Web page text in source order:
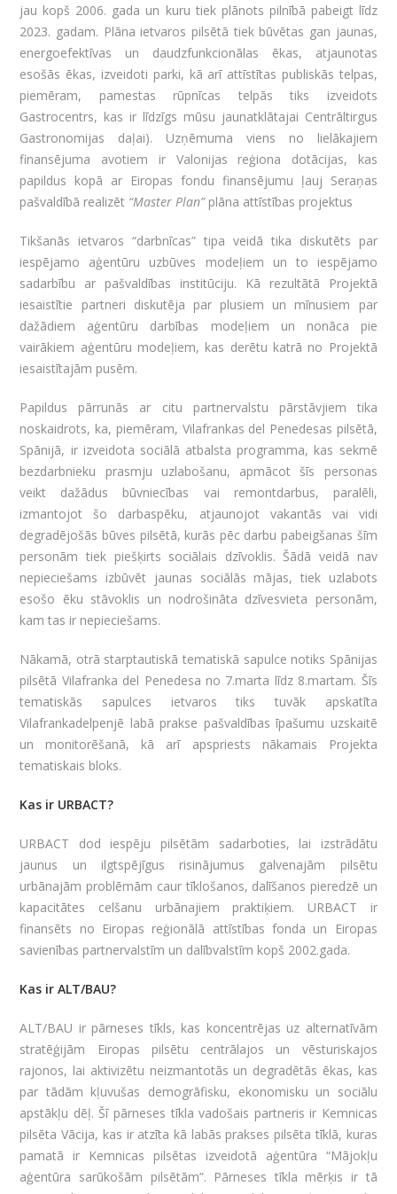
jau kopš 2006. gada un kuru tiek plānots pilnībā pabeigt līdz
2023. gadam. Plāna ietvaros pilsētā tiek būvētas gan jaunas,
energoefektīvas un daudzfunkcionālas ēkas, atjaunotas
esošās ēkas, izveidoti parki, kā arī attīstītas publiskās telpas,
piemēram, pamestas rūpnīcas telpās tiks izveidots
Gastrocentrs, kas ir līdzīgs mūsu jaunatklātajai Centrāltirgus
Gastronomijas daļai). Uzņēmuma viens no lielākajiem
finansējuma avotiem ir Valonijas reģiona dotācijas, kas
papildus kopā ar Eiropas fondu finansējumu ļauj Seraņas
pašvaldībā realizēt “Master Plan”plāna attīstības projektus
Tikšanās ietvaros “darbnīcas” tipa veidā tika diskutēts par
iespējamo aģentūru uzbūves modeļiem un to iespējamo
sadarbību ar pašvaldības institūciju. Kā rezultātā Projektā
iesaistītie partneri diskutēja par plusiem un mīnusiem par
dažādiem aģentūru darbības modeļiem un nonāca pie
vairākiem aģentūru modeļiem, kas derētu katrā no Projektā
iesaistītajām pusēm.
Papildus pārrunās ar citu partnervalstu pārstāvjiem tika
noskaidrots, ka, piemēram, Vilafrankas del Penedesas pilsētā,
Spānijā, ir izveidota sociālā atbalsta programma, kas sekmē
bezdarbnieku prasmju uzlabošanu, apmācot šīs personas
veikt dažādus būvniecības vai remontdarbus, paralēli,
izmantojot šo darbaspēku, atjaunojot vakantās vai vidi
degradējošās būves pilsētā, kurās pēc darbu pabeigšanas šīm
personām tiek piešķirts sociālais dzīvoklis. Šādā veidā nav
nepieciešams izbūvēt jaunas sociālās mājas, tiek uzlabots
esošo ēku stāvoklis un nodrošināta dzīvesvieta personām,
kam tas ir nepieciešams.
Nākamā, otrā starptautiskā tematiskā sapulce notiks Spānijas
pilsētā Vilafranka del Penedesa no 7.marta līdz 8.martam. Šīs
tematiskās sapulces ietvaros tiks tuvāk apskatīta
Vilafrankadelpenjē labā prakse pašvaldības īpašumu uzskaitē
un monitorēšanā, kā arī apspriests nākamais Projekta
tematiskais bloks.
Kas ir URBACT?
URBACT dod iespēju pilsētām sadarboties, lai izstrādātu
jaunus un ilgtspējīgus risinājumus galvenajām pilsētu
urbānajām problēmām caur tīklošanos, dalīšanos pieredzē un
kapacitātes celšanu urbānajiem praktiķiem. URBACT ir
finansēts no Eiropas reģionālā attīstības fonda un Eiropas
savienības partnervalstīm un dalībvalstīm kopš 2002.gada.
Kas ir ALT/BAU?
ALT/BAU ir pārneses tīkls, kas koncentrējas uz alternatīvām
stratēģijām Eiropas pilsētu centrālajos un vēsturiskajos
rajonos, lai aktivizētu neizmantotās un degradētās ēkas, kas
par tādām kļuvušas demogrāfisku, ekonomisku un sociālu
apstākļu dēļ. Šī pārneses tīkla vadošais partneris ir Kemnicas
pilsēta Vācija, kas ir atzīta kā labās prakses pilsēta tīklā, kuras
pamatā ir Kemnicas pilsētas izveidotā aģentūra “Mājokļu
aģentūra sarūkošām pilsētām”. Pārneses tīkla mērķis ir tā